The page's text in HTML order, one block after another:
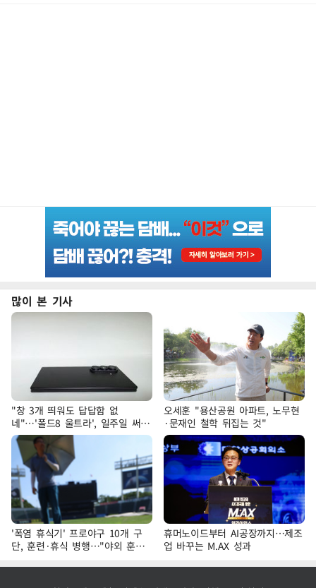
많이 본 기사
"창 3개 띄워도 답답함 없
네"…'폴드8 울트라', 일주일 써보
니
오세훈 "용산공원 아파트, 노무현
·문재인 철학 뒤집는 것"
'폭염 휴식기' 프로야구 10개 구
단, 훈련·휴식 병행…"야외 훈련
해도 안전 최우선"
휴머노이드부터 AI공장까지…제조
업 바꾸는 M.AX 성과